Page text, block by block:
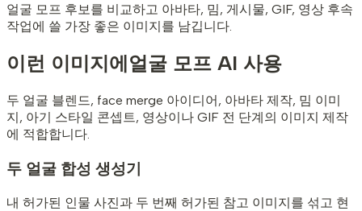
얼굴 모프 후보를 비교하고 아바타, 밈, 게시물, GIF, 영상 후속
작업에 쓸 가장 좋은 이미지를 남깁니다.
이런 이미지에얼굴 모프 AI 사용
두 얼굴 블렌드, face merge 아이디어, 아바타 제작, 밈 이미
지, 아기 스타일 콘셉트, 영상이나 GIF 전 단계의 이미지 제작
에 적합합니다.
두 얼굴 합성 생성기
내 허가된 인물 사진과 두 번째 허가된 참고 이미지를 섞고 현